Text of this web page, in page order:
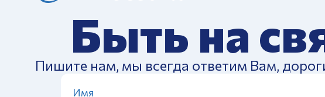
Быть на
Пишите нам, мы всегда ответим Вам,